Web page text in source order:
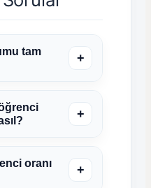
tam
+
+
oranı
+